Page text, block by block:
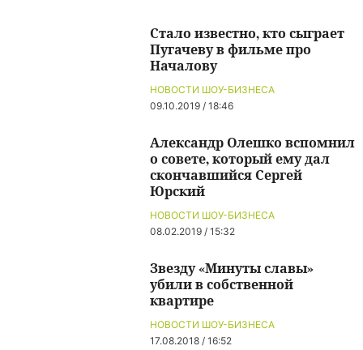
НОВОСТИ ШОУ-БИЗНЕСА
09.10.2019 / 18:46
Стало известно, кто сыграет
Пугачеву в фильме про
Началову
НОВОСТИ ШОУ-БИЗНЕСА
08.02.2019 / 15:32
Александр Олешко вспомнил
о совете, который ему дал
скончавшийся Сергей
Юрский
НОВОСТИ ШОУ-БИЗНЕСА
17.08.2018 / 16:52
Звезду «Минуты славы»
убили в собственной
квартире